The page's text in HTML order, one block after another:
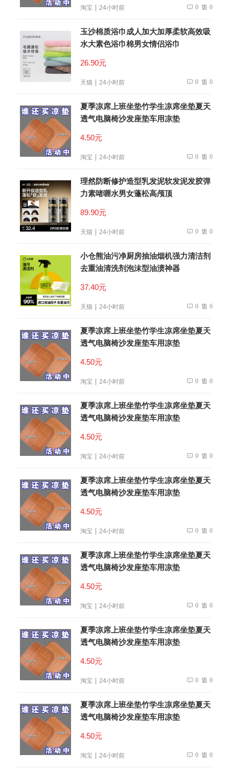
淘宝 24小时前 0 0
玉沙棉质浴巾成人加大加厚柔软高效吸
水大素色浴巾棉男女情侣浴巾
26.90元
天猫 24小时前 0 0
夏季凉席上班坐垫竹学生凉席坐垫夏天
透气电脑椅沙发座垫车用凉垫
4.50元
淘宝 24小时前 0 0
理然防断修护造型乳发泥软发泥发胶弹
力素啫喱水男女蓬松高颅顶
89.90元
天猫 24小时前 0 0
小仓熊油污净厨房抽油烟机强力清洁剂
去重油清洗剂泡沫型油渍神器
37.40元
天猫 24小时前 0 0
夏季凉席上班坐垫竹学生凉席坐垫夏天
透气电脑椅沙发座垫车用凉垫
4.50元
淘宝 24小时前 0 0
夏季凉席上班坐垫竹学生凉席坐垫夏天
透气电脑椅沙发座垫车用凉垫
4.50元
淘宝 24小时前 0 0
夏季凉席上班坐垫竹学生凉席坐垫夏天
透气电脑椅沙发座垫车用凉垫
4.50元
淘宝 24小时前 0 0
夏季凉席上班坐垫竹学生凉席坐垫夏天
透气电脑椅沙发座垫车用凉垫
4.50元
淘宝 24小时前 0 0
夏季凉席上班坐垫竹学生凉席坐垫夏天
透气电脑椅沙发座垫车用凉垫
4.50元
淘宝 24小时前 0 0
夏季凉席上班坐垫竹学生凉席坐垫夏天
透气电脑椅沙发座垫车用凉垫
4.50元
淘宝 24小时前 0 0